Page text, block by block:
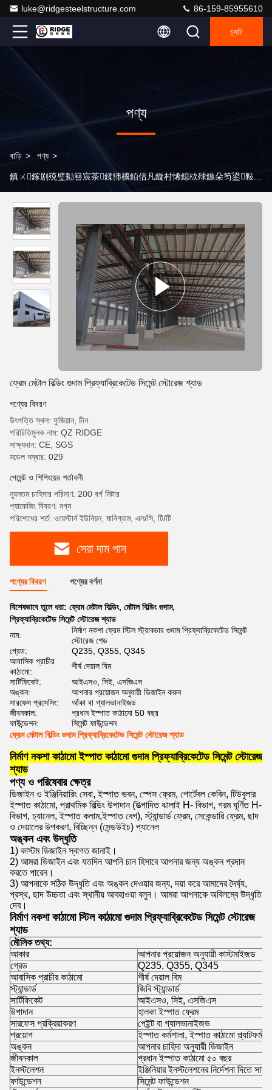
luke@ridgesteelstructure.com 86-159-85955610
চ্যাট
পণ্য
বাড়ি > পণ্য >
鎮ㄨ鎵剧殑璧勬簮宸茶鍒犻櫎銆佸凡鏇村悕鎴栨殏鏃朵笉鍙敤銆
ফ্রেম মেটাল বিল্ডিং গুদাম প্রিফ্যাব্রিকেটেড সিমেন্ট স্টোরেজ শ্যাড
পণ্যের বিবরণ
উৎপত্তি স্থল: ফুজিয়ান, চীন
পরিচিতিমুলক নাম: QZ RIDGE
সাক্ষ্যদান: CE, SGS
মডেল নম্বার: 029
পেমেন্ট ও শিপিংয়ের শর্তাবলী
ন্যূনতম চাহিদার পরিমাণ: 200 বর্গ মিটার
প্যাকেজিং বিবরণ: নগ্ন
পরিশোধের শর্ত: ওয়েস্টার্ন ইউনিয়ন, মানিগ্রাম, এল/সি, টি/টি
সেরা দাম পান
পণ্যের বিবরণ পণ্যের বর্ণনা
বিশেষভাবে তুলে ধরা: ফ্রেম মেটাল বিল্ডিং, মেটাল বিল্ডিং গুদাম,
প্রিফ্যাব্রিকেটেড সিমেন্ট স্টোরেজ শ্যাড
নাম:
নির্মাণ নকশা ফ্রেম স্টিল স্ট্রাকচার গুদাম প্রিফ্যাব্রিকেটেড সিমেন্ট
স্টোরেজ শেড
গ্রেড:
Q235, Q355, Q345
আবাসিক প্রাচীর
কাঠামো:
শীর্ষ দেয়াল বিম
সার্টিফিকেট:
আইএসও, সিই, এসজিএস
অঙ্কন:
আপনার প্রয়োজন অনুযায়ী ডিজাইন করুন
সারফেস প্রসেসিং:
আঁকা বা গ্যালভানাইজড
জীবনকাল:
প্রধান ইস্পাত কাঠামো 50 বছর
ফাউন্ডেশন:
সিমেন্ট ফাউন্ডেশন
ফ্রেম মেটাল বিল্ডিং গুদাম প্রিফ্যাব্রিকেটেড সিমেন্ট স্টোরেজ শ্যাড
নির্মাণ নকশা কাঠামো ইস্পাত কাঠামো গুদাম প্রিফ্যাব্রিকেটেড সিমেন্ট স্টোরেজ
শ্যাড
পণ্য ও পরিষেবার ক্ষেত্র
ডিজাইন ও ইঞ্জিনিয়ারিং সেবা, ইস্পাত ভবন, স্পেস ফ্রেম, পোর্টেবল কেবিন, টিউবুলার
ইস্পাত কাঠামো, প্রাথমিক বিল্ডিং উপাদান (উত্পাদিত ঝালাই H- বিভাগ, গরম ঘূর্ণিত H-
বিভাগ, চ্যানেল, ইস্পাত কলাম,ইস্পাত বেগ), স্ট্যান্ডার্ড ফ্রেম, সেকেন্ডারি ফ্রেম, ছাদ
ও দেয়ালের উপকরণ, বিচ্ছিন্ন (সেন্ডউইচ) প্যানেল
অঙ্কন এবং উদ্ধৃতি
1) কাস্টম ডিজাইন স্বাগত জানাই।
2) আমরা ডিজাইন এবং যতদিন আপনি চান হিসাবে আপনার জন্য অঙ্কন প্রদান
করতে পারেন।
3) আপনাকে সঠিক উদ্ধৃতি এবং অঙ্কন দেওয়ার জন্য, দয়া করে আমাদের দৈর্ঘ্য,
প্রস্থ, ছাদ উচ্চতা এবং স্থানীয় আবহাওয়া বলুন। আমরা আপনাকে অবিলম্বে উদ্ধৃতি
দেব।
নির্মাণ নকশা কাঠামো স্টিল কাঠামো গুদাম প্রিফ্যাব্রিকেটেড সিমেন্ট স্টোরেজ
শ্যাড
মৌলিক তথ্য:
আকার
আপনার প্রয়োজন অনুযায়ী কাস্টমাইজড
গ্রেড
Q235, Q355, Q345
আবাসিক প্রাচীর কাঠামো
শীর্ষ দেয়াল বিম
স্ট্যান্ডার্ড
জিবি স্ট্যান্ডার্ড
সার্টিফিকেট
আইএসও, সিই, এসজিএস
উপাদান
হালকা ইস্পাত ফ্রেম
সারফেস প্রক্রিয়াকরণ
পেইন্ট বা গ্যালভানাইজড
প্রয়োগ
ইস্পাত কর্মশালা, ইস্পাত কাঠামো
অঙ্কন
আপনার চাহিদা অনুযায়ী ডিজাইন
জীবনকাল
প্রধান ইস্পাত কাঠামো ৫০ বছর
ইনস্টলেশন
ইঞ্জিনিয়ার ইনস্টলেশনের নির্দেশনা দিতে
ফাউন্ডেশন
সিমেন্ট ফাউন্ডেশন